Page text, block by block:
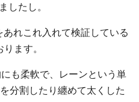
したし。
れこれ入れて検証している
ます。
も柔軟で、レーンという単
分割したり纏めて太くした